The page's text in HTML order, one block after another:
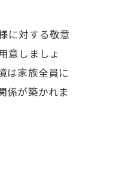
に対する敬意
意しましょ
は家族全員に
係が築かれま